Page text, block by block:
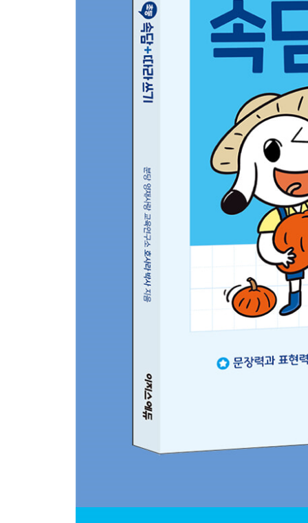
특별 부록: 머리가 좋아지는 ‘속담 초성 퀴즈 카드’